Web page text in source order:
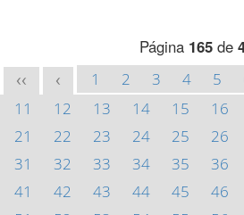
Página 165de
<< < 1 2 3 4 5
11
12 13 14 15 16
21
22 23 24 25 26
31
32 33 34 35 36
41
42 43 44 45 46